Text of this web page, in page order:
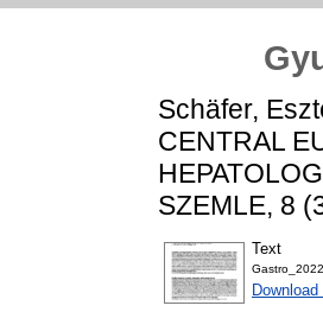
Schäfer,
CENTRAL
SZEMLE, 8
Text